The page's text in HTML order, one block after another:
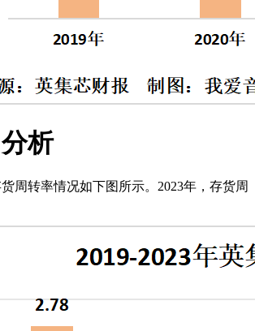
析
周转率情况如下图所示。2023年，存货周